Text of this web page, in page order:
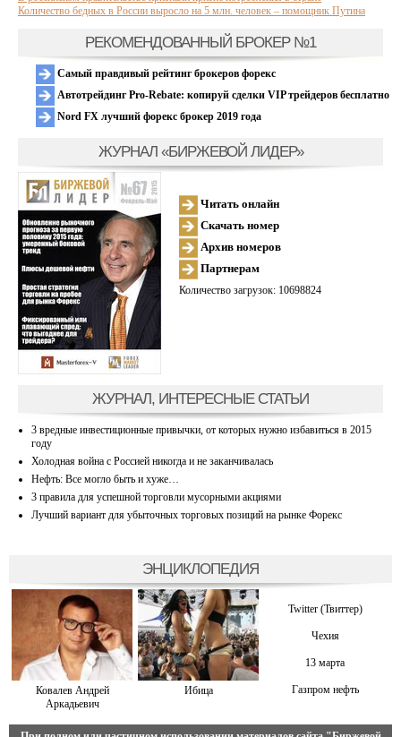
Количество бедных в России выросло на 5 млн. человек – помощник Путина
РЕКОМЕНДОВАННЫЙ БРОКЕР №1
Самый правдивый рейтинг брокеров форекс
Автотрейдинг Pro-Rebate: копируй сделки VIP трейдеров бесплатно
Nord FX лучший форекс брокер 2019 года
ЖУРНАЛ «БИРЖЕВОЙ ЛИДЕР»
Читать онлайн
Скачать номер
Архив номеров
Партнерам
Количество загрузок: 10698824
ЖУРНАЛ, ИНТЕРЕСНЫЕ СТАТЬИ
3 вредные инвестиционные привычки, от которых нужно избавиться в 2015
году
Холодная война с Россией никогда и не заканчивалась
Нефть: Все могло быть и хуже…
3 правила для успешной торговли мусорными акциями
Лучший вариант для убыточных торговых позиций на рынке Форекс
ЭНЦИКЛОПЕДИЯ
Ковалев Андрей
Аркадьевич
Ибица
Twitter (Твиттер)
Чехия
13 марта
Газпром нефть